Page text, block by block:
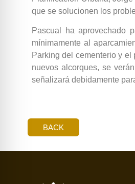
que se solucionen los
Pascual ha aprovechado
mínimamente al
Parking del cementerio y
nuevos alcorques, se
señalizará debidamente
BACK